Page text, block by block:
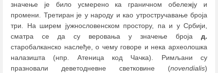
значење је било усмерено ка граничном обележју и
промени. Третиран је у народу и као утростручавање броја
три. На ширем јужнословенском простору, па и у Србији,
сматра се да су веровања у значење броја д.
старобалканско наслеђе, о чему говоре и нека археолошка
налазишта (нпр. Атеница код Чачка). Римљани су
празновали деветодневне светковине (novendialis)